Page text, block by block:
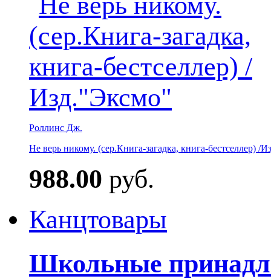
Роллинс Дж.
Не верь никому. (сер.Книга-загадка, книга-бестселлер) /
988.00 руб.
Канцтовары
Школьные